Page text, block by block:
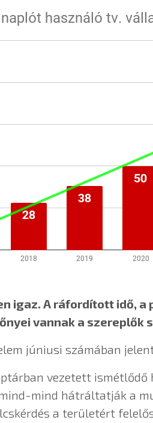
igaz. A ráfordított idő,
vannak a szereplők
júniusi számában
vezetett
mind hátráltatják a
a területért